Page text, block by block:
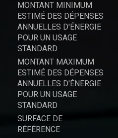
MONTANT MINIMUM
ESTIMÉ DES DÉPENSES
ANNUELLES D'ÉNERGIE
POUR UN USAGE
STANDARD
MONTANT MAXIMUM
ESTIMÉ DES DÉPENSES
ANNUELLES D'ÉNERGIE
POUR UN USAGE
STANDARD
SURFACE DE
RÉFÉRENCE